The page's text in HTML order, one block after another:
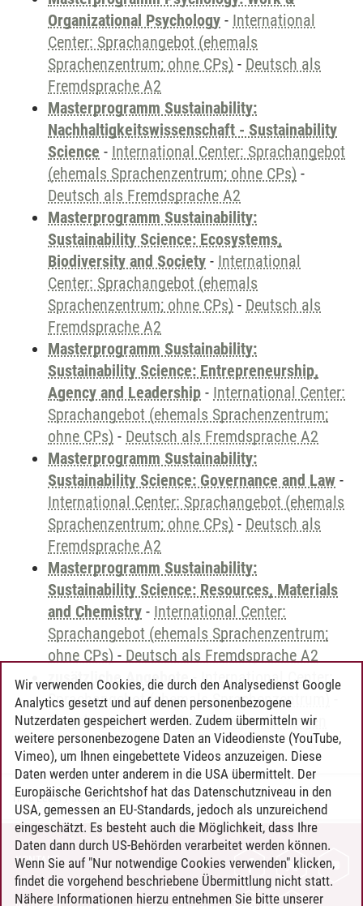
Organizational Psychology - International
Center: Sprachangebot (ehemals
Sprachenzentrum; ohne CPs) - Deutsch als
Fremdsprache A2
Masterprogramm Sustainability:
Nachhaltigkeitswissenschaft - Sustainability
Science - International Center: Sprachangebot
(ehemals Sprachenzentrum; ohne CPs) -
Deutsch als Fremdsprache A2
Masterprogramm Sustainability:
Sustainability Science: Ecosystems,
Biodiversity and Society - International
Center: Sprachangebot (ehemals
Sprachenzentrum; ohne CPs) - Deutsch als
Fremdsprache A2
Masterprogramm Sustainability:
Sustainability Science: Entrepreneurship,
Agency and Leadership - International Center:
Sprachangebot (ehemals Sprachenzentrum;
ohne CPs) - Deutsch als Fremdsprache A2
Masterprogramm Sustainability:
Sustainability Science: Governance and Law -
International Center: Sprachangebot (ehemals
Sprachenzentrum; ohne CPs) - Deutsch als
Fremdsprache A2
Masterprogramm Sustainability:
Sustainability Science: Resources, Materials
and Chemistry - International Center:
Sprachangebot (ehemals Sprachenzentrum;
ohne CPs) - Deutsch als Fremdsprache A2
zusätzliche Angebote- International Center:
Sprachangebot (ehemals Sprachenzentrum)
Sprachangebot und Sonderveranstaltungen
Timo Leder/30.06.2024
KONTAKT
LEUPHANA ALS ARBEITGEBER
Wir verwenden Cookies, die durch den Analysedienst Google
Analytics gesetzt und auf denen personenbezogene
Nutzerdaten gespeichert werden. Zudem übermitteln wir
weitere personenbezogene Daten an Videodienste (YouTube,
Vimeo), um Ihnen eingebettete Videos anzuzeigen. Diese
Daten werden unter anderem in die USA übermittelt. Der
Europäische Gerichtshof hat das Datenschutzniveau in den
USA, gemessen an EU-Standards, jedoch als unzureichend
eingeschätzt. Es besteht auch die Möglichkeit, dass Ihre
Daten dann durch US-Behörden verarbeitet werden können.
Wenn Sie auf "Nur notwendige Cookies verwenden" klicken,
findet die vorgehend beschriebene Übermittlung nicht statt.
Nähere Informationen hierzu entnehmen Sie bitte unserer